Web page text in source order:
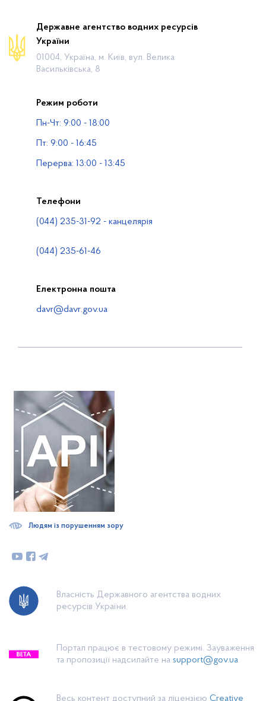
Про відомство
Діяльність
Громадянам
Публічна інформація
Водогосподарські організації
Державне агентство водних ресурсів
України
01004, Україна, м. Київ, вул. Велика
Васильківська, 8
Режим роботи
Пн-Чт: 9:00 - 18:00
Пт: 9:00 - 16:45
Перерва: 13:00 - 13:45
Телефони
(044) 235-31-92 - канцелярія
(044) 235-61-46
Електронна пошта
davr@davr.gov.ua
Власність Державного агентства водних
ресурсів України.
Портал працює в тестовому режимі. Зауваження
та пропозиції надсилайте на support@gov.ua
Весь контент доступний за ліцензією Creative
Людям із порушенням зору